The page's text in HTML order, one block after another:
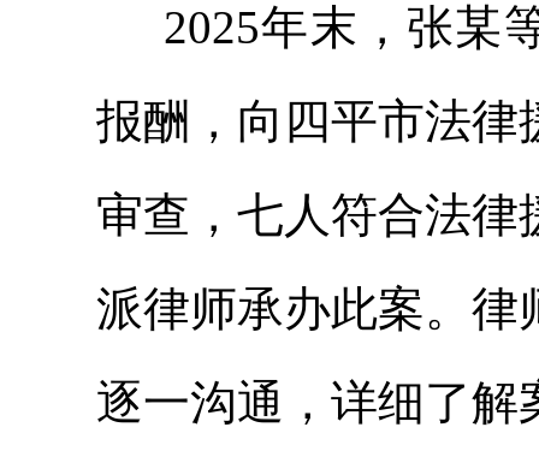
2025年末，张某
报酬，向四平市法律
审查，七人符合法
派律师承办此案。律
逐一沟通，详细了